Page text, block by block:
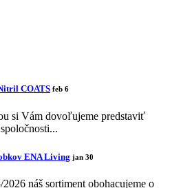
COATS feb 6
si Vám dovoľujeme predstaviť
ENA Living jan 30
náš sortiment obohacujeme o